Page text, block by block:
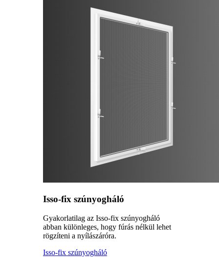
Isso-fix szúnyogháló
Gyakorlatilag az Isso-fix szúnyogháló
abban különleges, hogy fúrás nélkül lehet
rögzíteni a nyílászáróra.
Isso-fix szúnyogháló